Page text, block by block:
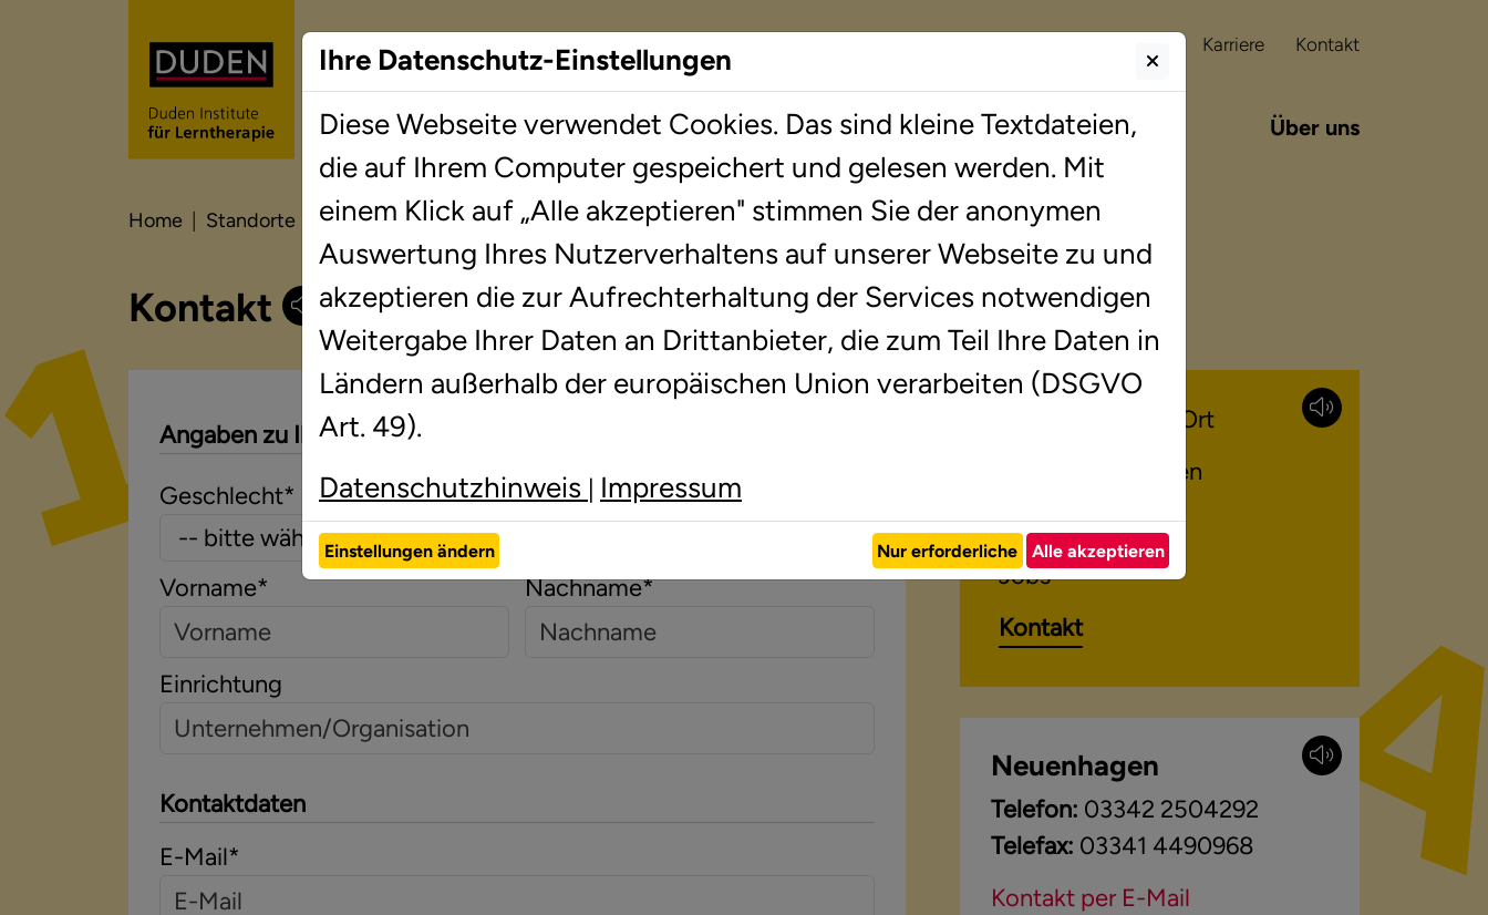
Karriere Kontakt
Lerntherapie Standorte Wissenswertes Blog Über uns
Home Standorte Brandenburg Neuenhagen Kontakt
Kontakt
Angaben zu Ihrer Person
Geschlecht*
Vorname* Nachname*
Einrichtung
Kontaktdaten
E-Mail*
Lerntherapie vor Ort
Ansprechpersonen
Veranstaltungen
Jobs
Kontakt
Neuenhagen
Telefon: 03342 2504292
Telefax: 03341 4490968
Kontakt per E-Mail
Ihre Datenschutz-Einstellungen
Diese Webseite verwendet Cookies. Das sind kleine Textdateien,
die auf Ihrem Computer gespeichert und gelesen werden. Mit
einem Klick auf „Alle akzeptieren" stimmen Sie der anonymen
Auswertung Ihres Nutzerverhaltens auf unserer Webseite zu und
akzeptieren die zur Aufrechterhaltung der Services notwendigen
Weitergabe Ihrer Daten an Drittanbieter, die zum Teil Ihre Daten in
Ländern außerhalb der europäischen Union verarbeiten (DSGVO
Art. 49).
Datenschutzhinweis
Impressum
Einstellungen ändern Nur erforderliche Alle akzeptieren